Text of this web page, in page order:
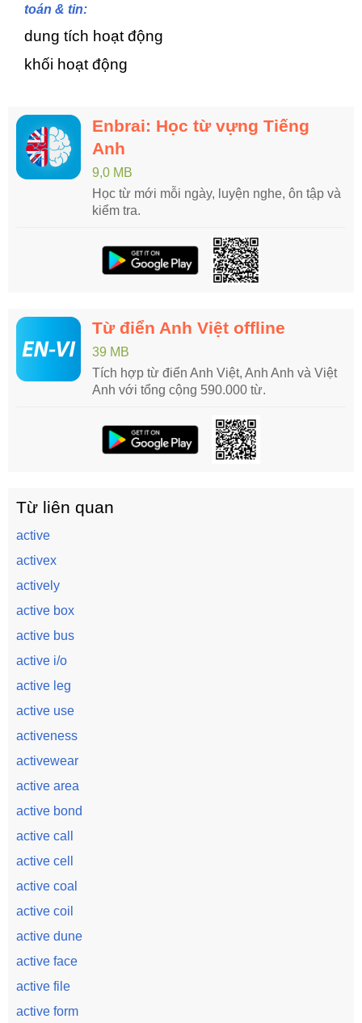
toán & tin:
dung tích hoạt động
khối hoạt động
Enbrai: Học từ vựng Tiếng
Anh
9,0 MB
Học từ mới mỗi ngày, luyện nghe, ôn tập và
kiểm tra.
Từ điển Anh Việt offline
39 MB
Tích hợp từ điển Anh Việt, Anh Anh và Việt
Anh với tổng cộng 590.000 từ.
Từ liên quan
active
activex
actively
active box
active bus
active i/o
active leg
active use
activeness
activewear
active area
active bond
active call
active cell
active coal
active coil
active dune
active face
active file
active form